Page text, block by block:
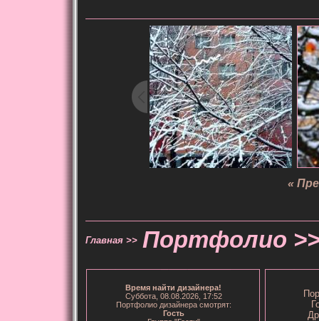
«
Главная >> Портфолио
Время найти дизайнера!
Суббота, 08.08.2026, 17:52
Портфолио дизайнера смотрят:
Гость